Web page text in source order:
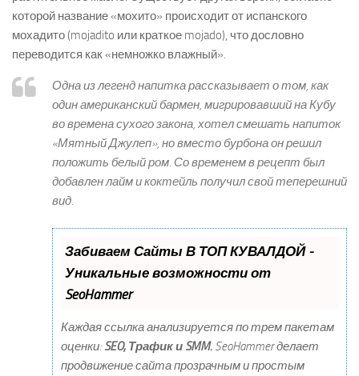
которой название «мохито» происходит от испанского
мохадито (mojadito или краткое mojado), что дословно
переводится как «немножко влажный».
Одна из легенд напитка рассказывает о том, как
один американский бармен, мигрировавший на Кубу
во времена сухого закона, хотел смешать напиток
«Мятный Джулеп», но вместо бурбона он решил
положить белый ром. Со временем в рецепт был
добавлен лайм и коктейль получил свой теперешний
вид.
Забиваем Сайты В ТОП КУВАЛДОЙ -
Уникальные возможности от
SeoHammer
Каждая ссылка анализируется по трем пакетам
оценки: SEO, Трафик и SMM. SeoHammer делает
продвижение сайта прозрачным и простым